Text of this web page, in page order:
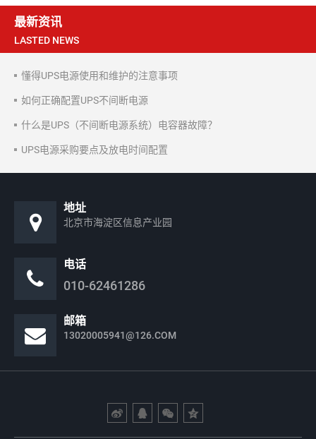
最新资讯
LASTED NEWS
懂得UPS电源使用和维护的注意事项
如何正确配置UPS不间断电源
什么是UPS（不间断电源系统）电容器故障？
UPS电源采购要点及放电时间配置
地址
北京市海淀区信息产业园
电话
010-62461286
邮箱
13020005941@126.COM